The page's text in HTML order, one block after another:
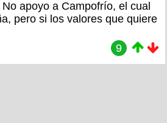
apoyo a Campofrío, el cual
pero si los valores que quiere
9